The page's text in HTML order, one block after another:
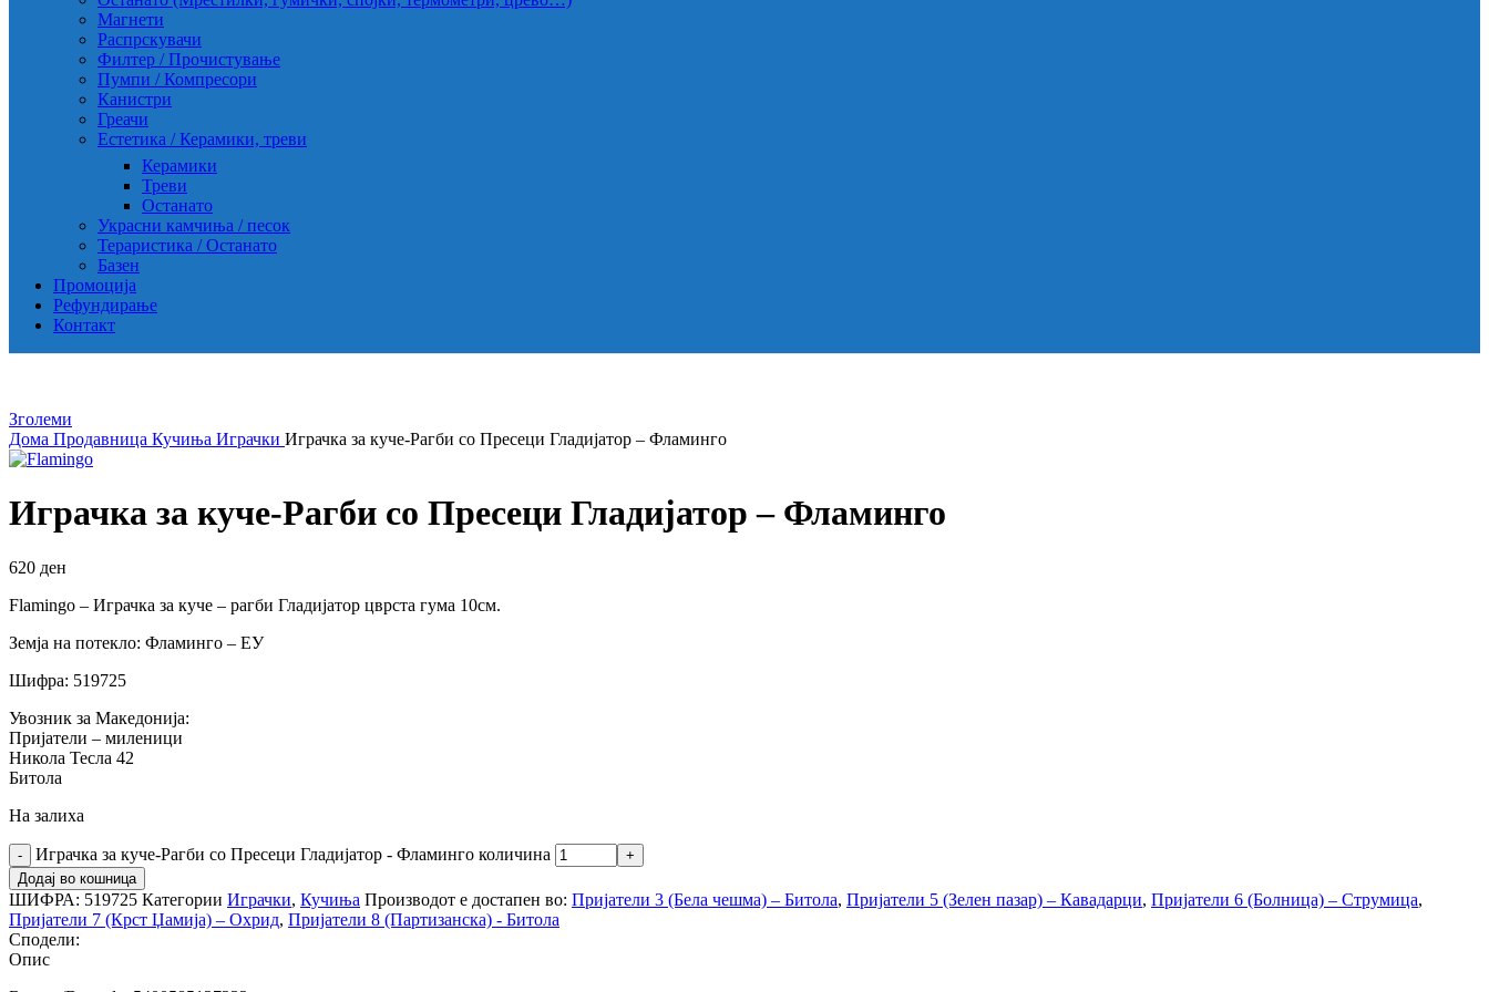
Магнети
Распрскувачи
Филтер / Прочистување
Пумпи / Компресори
Канистри
Греачи
Естетика / Керамики, треви
Керамики
Треви
Останато
Украсни камчиња / песок
Тераристика / Останато
Базен
Промоција
Рефундирање
Контакт
Зголеми
Дома Продавница Кучиња Играчки Играчка за куче-Рагби со Пресеци Гладијатор – Фламинго
Играчка за куче-Рагби со Пресеци Гладијатор – Фламинго
620 ден
Flamingo – Играчка за куче – рагби Гладијатор цврста гума 10см.
Земја на потекло: Фламинго – ЕУ
Шифра: 519725
Увозник за Македонија:
Пријатели – миленици
Никола Тесла 42
Битола
На залиха
Играчка за куче-Рагби со Пресеци Гладијатор - Фламинго количина
Додај во кошница
ШИФРА: 519725 Категории Играчки, Кучиња Производот е достапен во: Пријатели 3 (Бела чешма) – Битола, Пријатели 5 (Зелен пазар) – Кавадарци, Пријатели 6 (Болница) – Струмица,
Пријатели 7 (Крст Џамија) – Охрид, Пријатели 8 (Партизанска) - Битола
Сподели:
Опис